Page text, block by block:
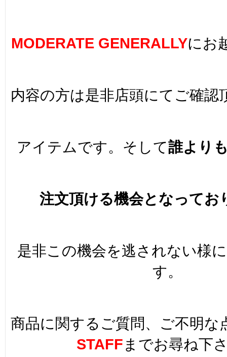
MODERATE GENERALLYにお
内容の方は是非店頭にてご確認
アイテムです。そして誰より
注文頂ける機会となってお
是非この機会を逃されない様
す。
商品に関するご質問、ご不明な
STAFF までお尋ね下